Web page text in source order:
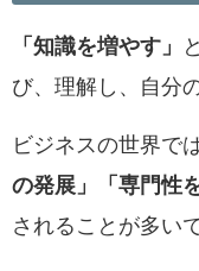
「知識を増やす」
び、理解し、自分
ビジネスの世界では
の発展」
「専門性
されることが多い